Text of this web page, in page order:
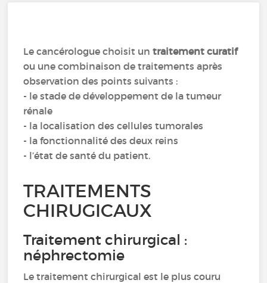
Le cancérologue choisit un traitement curatif
ou une combinaison de traitements après
observation des points suivants :
- le stade de développement de la tumeur
rénale
- la localisation des cellules tumorales
- la fonctionnalité des deux reins
- l’état de santé du patient.
TRAITEMENTS
CHIRUGICAUX
Traitement chirurgical :
néphrectomie
Le traitement chirurgical est le plus couru